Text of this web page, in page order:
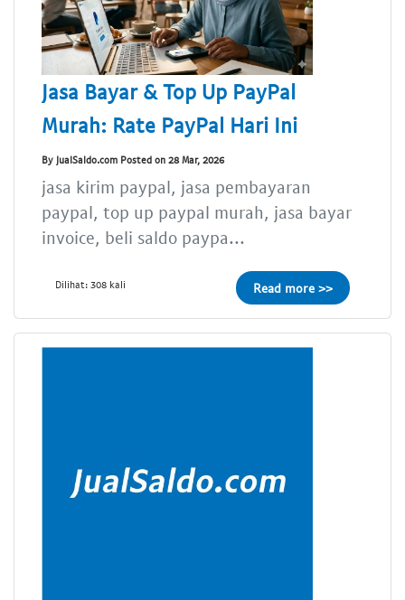
Jasa Bayar & Top Up PayPal
Murah: Rate PayPal Hari Ini
By JualSaldo.com Posted on 28 Mar, 2026
jasa kirim paypal, jasa pembayaran
paypal, top up paypal murah, jasa bayar
invoice, beli saldo paypa...
Dilihat: 308 kali Read more >>